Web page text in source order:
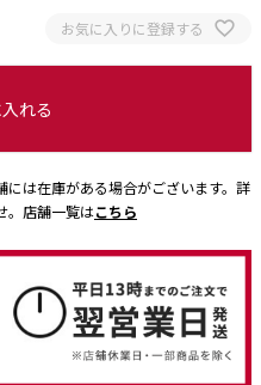
お気に入りに登録する
れる
は在庫がある場合がございます。詳
。店舗一覧はこちら